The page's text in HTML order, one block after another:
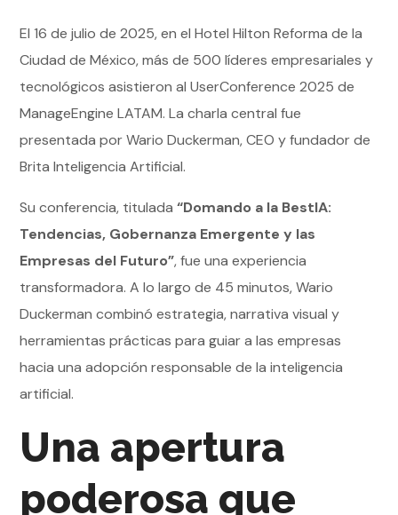
El 16 de julio de 2025, en el Hotel Hilton Reforma de la
Ciudad de México, más de 500 líderes empresariales y
tecnológicos asistieron al UserConference 2025 de
ManageEngine LATAM. La charla central fue
presentada por Wario Duckerman, CEO y fundador de
Brita Inteligencia Artificial.
Su conferencia, titulada“Domando a la BestIA:
Tendencias, Gobernanza Emergente y las
Empresas del Futuro”, fue una experiencia
transformadora. A lo largo de 45 minutos, Wario
Duckerman combinó estrategia, narrativa visual y
herramientas prácticas para guiar a las empresas
hacia una adopción responsable de la inteligencia
artificial.
Una apertura
poderosa que